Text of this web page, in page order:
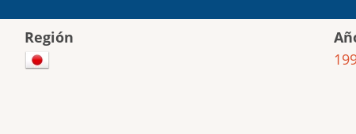
Región